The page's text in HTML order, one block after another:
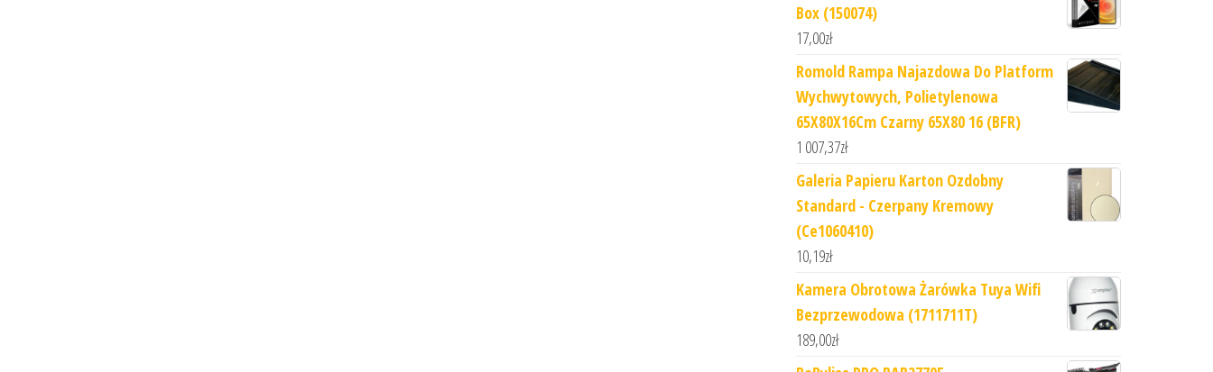
Box (150074)
17,00zł
Romold Rampa Najazdowa Do Platform
Wychwytowych, Polietylenowa
65X80X16Cm Czarny 65X80 16 (BFR)
1 007,37zł
Galeria Papieru Karton Ozdobny
Standard - Czerpany Kremowy
(Ce1060410)
10,19zł
Kamera Obrotowa Żarówka Tuya Wifi
Bezprzewodowa (1711711T)
189,00zł